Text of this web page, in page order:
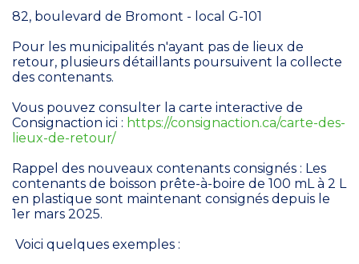
82, boulevard de Bromont - local G-101
Pour les municipalités n'ayant pas de lieux de
retour, plusieurs détaillants poursuivent la collecte
des contenants.
Vous pouvez consulter la carte interactive de
Consignaction ici : https://consignaction.ca/carte-des-
lieux-de-retour/
Rappel des nouveaux contenants consignés : Les
contenants de boisson prête-à-boire de 100 mL à 2 L
en plastique sont maintenant consignés depuis le
1er mars 2025.
Voici quelques exemples :